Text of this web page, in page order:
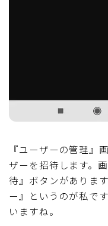
『ユーザーの管理』
ザーを招待します。
待』ボタンがありま
ー』というのが私で
いますね。